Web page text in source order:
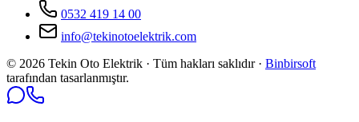
0532 419 14 00
info@tekinotoelektrik.com
© 2026 Tekin Oto Elektrik · Tüm hakları saklıdır · Binbirsoft
tarafından tasarlanmıştır.